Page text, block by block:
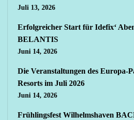
Juli 13, 2026
Erfolgreicher Start für Idefix‘
BELANTIS
Juni 14, 2026
Die Veranstaltungen des Europa-
Resorts im Juli 2026
Juni 14, 2026
Frühlingsfest Wilhelmshaven